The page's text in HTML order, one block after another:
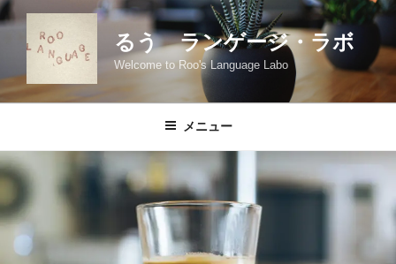
コ
ン
ツ
キ
ッ
プ
るう ランゲージ・ラボ
Welcome to Roo's Language Labo
メニュー